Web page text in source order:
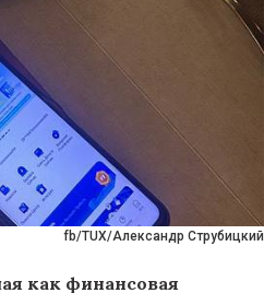
fb/TUX/Александр Струбицкий
как финансовая